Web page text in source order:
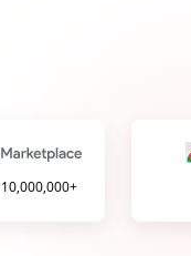
10,000,000+